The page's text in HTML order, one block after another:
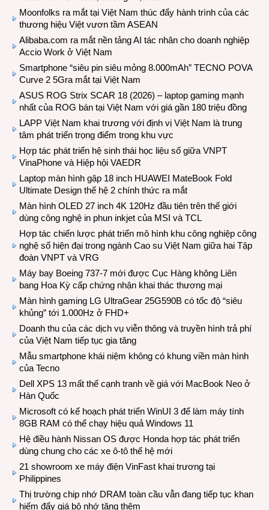
Moonfolks ra mắt tại Việt Nam thúc đẩy hành trình của các
thương hiệu Việt vươn tầm ASEAN
Alibaba.com ra mắt nền tảng AI tác nhân cho doanh nghiệp
Accio Work ở Việt Nam
Smartphone “siêu pin siêu mỏng 8.000mAh” TECNO POVA
Curve 2 5Gra mắt tại Việt Nam
ASUS ROG Strix SCAR 18 (2026) – laptop gaming mạnh
nhất của ROG bán tại Việt Nam với giá gần 180 triệu đồng
LAPP Việt Nam khai trương với định vị Việt Nam là trung
tâm phát triển trọng điểm trong khu vực
Hợp tác phát triển hệ sinh thái học liệu số giữa VNPT
VinaPhone và Hiệp hội VAEDR
Laptop màn hình gập 18 inch HUAWEI MateBook Fold
Ultimate Design thế hệ 2 chính thức ra mắt
Màn hình OLED 27 inch 4K 120Hz đầu tiên trên thế giới
dùng công nghệ in phun inkjet của MSI và TCL
Hợp tác chiến lược phát triển mô hình khu công nghiệp công
nghệ số hiện đại trong ngành Cao su Việt Nam giữa hai Tập
đoàn VNPT và VRG
Máy bay Boeing 737-7 mới được Cục Hàng không Liên
bang Hoa Kỳ cấp chứng nhận khai thác thương mại
Màn hình gaming LG UltraGear 25G590B có tốc độ “siêu
khủng” tới 1.000Hz ở FHD+
Doanh thu của các dịch vụ viễn thông và truyền hình trả phí
của Việt Nam tiếp tục gia tăng
Mẫu smartphone khái niệm không có khung viền màn hình
của Tecno
Dell XPS 13 mất thế cạnh tranh về giá với MacBook Neo ở
Hàn Quốc
Microsoft có kế hoạch phát triển WinUI 3 để làm máy tính
8GB RAM có thể chạy hiệu quả Windows 11
Hệ điều hành Nissan OS được Honda hợp tác phát triển
dùng chung cho các xe ô-tô thế hệ mới
21 showroom xe máy điện VinFast khai trương tại
Philippines
Thị trường chip nhớ DRAM toàn cầu vẫn đang tiếp tục khan
hiếm đẩy giá bộ nhớ tăng thêm